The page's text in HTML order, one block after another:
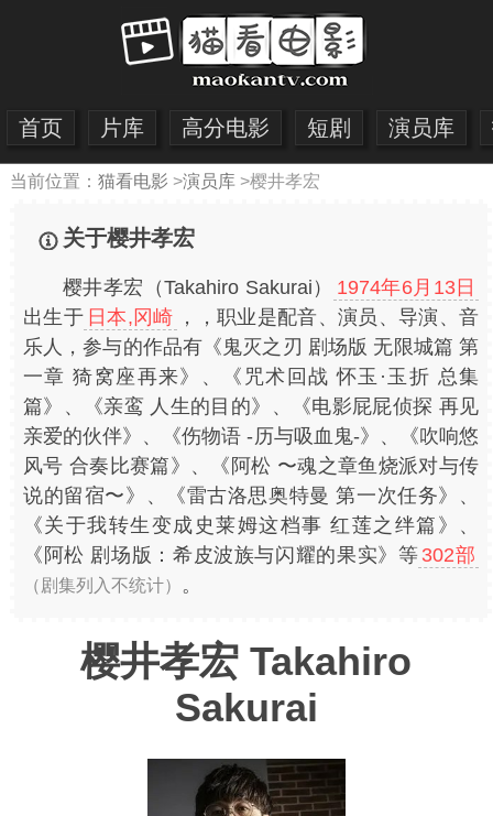
首页 片库 高分电影 短剧 演员库
当前位置： 猫看电影 >演员库>樱井孝宏
关于樱井孝宏
樱井孝宏（Takahiro Sakurai）
1974年6月13日
出生于 日本,冈崎 ，，职业是配音、演员、导演、音
乐人，参与的作品有《鬼灭之刃 剧场版 无限城篇 第
一章 猗窝座再来》、《咒术回战 怀玉·玉折 总集
篇》、《亲鸾 人生的目的》、《电影屁屁侦探 再见
亲爱的伙伴》、《伤物语 -历与吸血鬼-》、《吹响悠
风号 合奏比赛篇》、《阿松 〜魂之章鱼烧派对与传
说的留宿〜》、《雷古洛思奥特曼 第一次任务》、
《关于我转生变成史莱姆这档事 红莲之绊篇》、
《阿松 剧场版：希皮波族与闪耀的果实》等 302部
（剧集列入不统计） 。
樱井孝宏 Takahiro
Sakurai